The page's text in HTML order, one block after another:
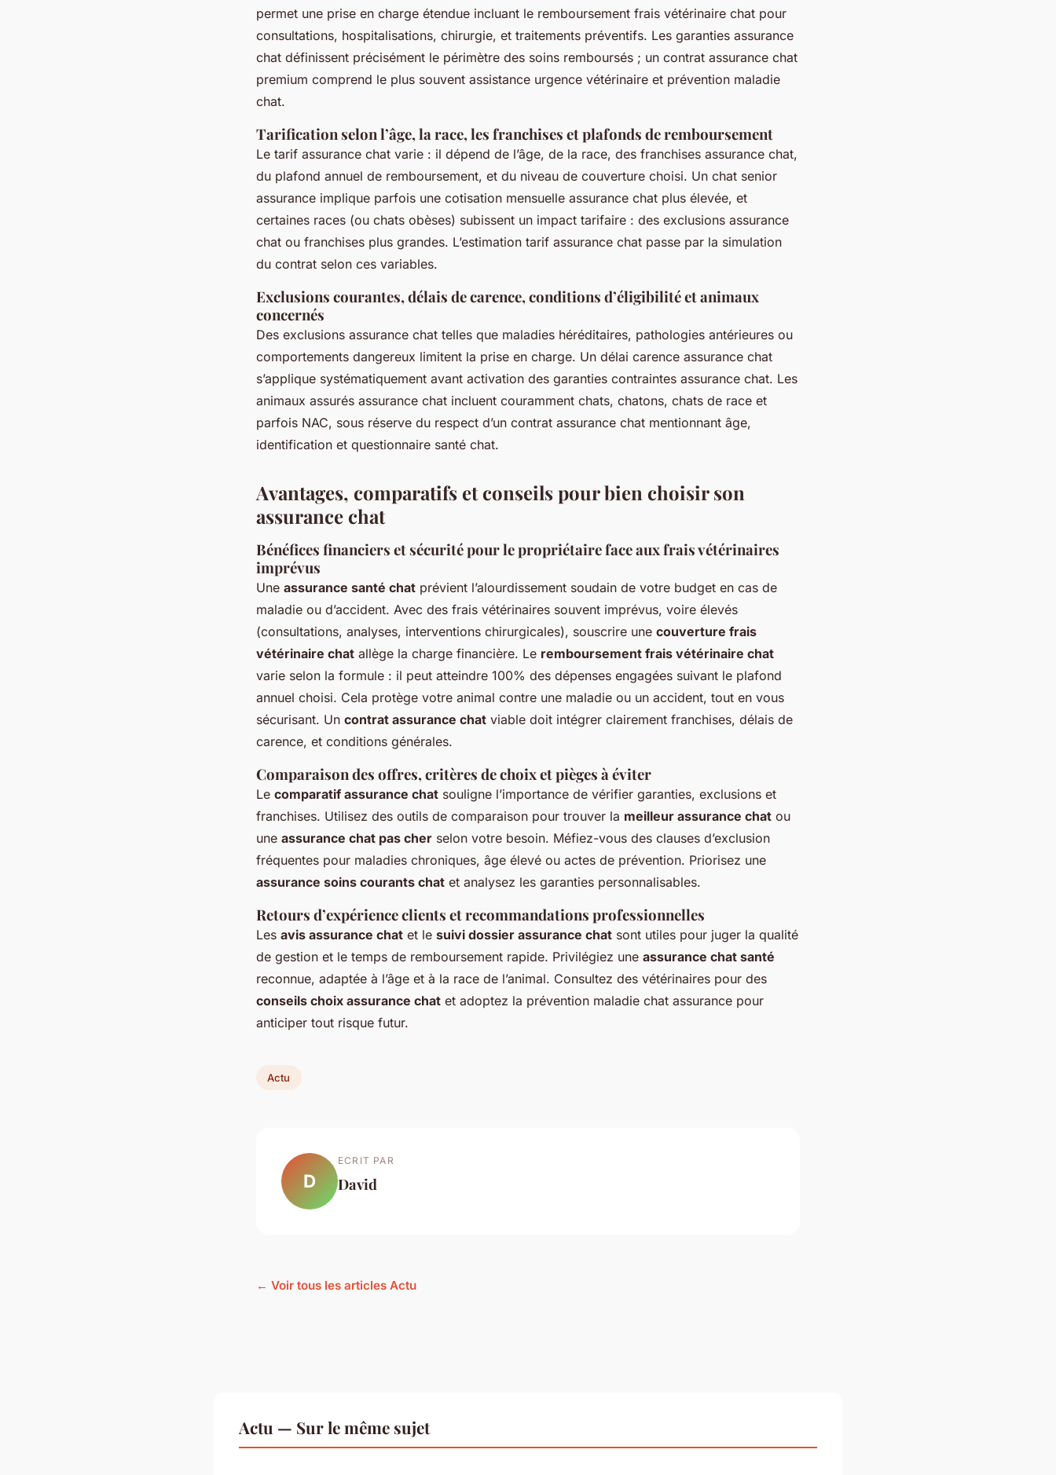
permet une prise en charge étendue incluant le remboursement frais vétérinaire chat pour
consultations, hospitalisations, chirurgie, et traitements préventifs. Les garanties assurance
chat définissent précisément le périmètre des soins remboursés ; un contrat assurance chat
premium comprend le plus souvent assistance urgence vétérinaire et prévention maladie
chat.
Tarification selon l’âge, la race, les franchises et plafonds de remboursement
Le tarif assurance chat varie : il dépend de l’âge, de la race, des franchises assurance chat,
du plafond annuel de remboursement, et du niveau de couverture choisi. Un chat senior
assurance implique parfois une cotisation mensuelle assurance chat plus élevée, et
certaines races (ou chats obèses) subissent un impact tarifaire : des exclusions assurance
chat ou franchises plus grandes. L’estimation tarif assurance chat passe par la simulation
du contrat selon ces variables.
Exclusions courantes, délais de carence, conditions d’éligibilité et animaux
concernés
Des exclusions assurance chat telles que maladies héréditaires, pathologies antérieures ou
comportements dangereux limitent la prise en charge. Un délai carence assurance chat
s’applique systématiquement avant activation des garanties contraintes assurance chat. Les
animaux assurés assurance chat incluent couramment chats, chatons, chats de race et
parfois NAC, sous réserve du respect d’un contrat assurance chat mentionnant âge,
identification et questionnaire santé chat.
Avantages, comparatifs et conseils pour bien choisir son
assurance chat
Bénéfices financiers et sécurité pour le propriétaire face aux frais vétérinaires
imprévus
Une assurance santé chat prévient l’alourdissement soudain de votre budget en cas de
maladie ou d’accident. Avec des frais vétérinaires souvent imprévus, voire élevés
(consultations, analyses, interventions chirurgicales), souscrire une couverture frais
vétérinaire chat allège la charge financière. Le remboursement frais vétérinaire chat
varie selon la formule : il peut atteindre 100% des dépenses engagées suivant le plafond
annuel choisi. Cela protège votre animal contre une maladie ou un accident, tout en vous
sécurisant. Un contrat assurance chat viable doit intégrer clairement franchises, délais de
carence, et conditions générales.
Comparaison des offres, critères de choix et pièges à éviter
Le comparatif assurance chat souligne l’importance de vérifier garanties, exclusions et
franchises. Utilisez des outils de comparaison pour trouver la meilleur assurance chat ou
une assurance chat pas cher selon votre besoin. Méfiez-vous des clauses d’exclusion
fréquentes pour maladies chroniques, âge élevé ou actes de prévention. Priorisez une
assurance soins courants chat et analysez les garanties personnalisables.
Retours d’expérience clients et recommandations professionnelles
Les avis assurance chat et le suivi dossier assurance chat sont utiles pour juger la qualité
de gestion et le temps de remboursement rapide. Privilégiez une assurance chat santé
reconnue, adaptée à l’âge et à la race de l’animal. Consultez des vétérinaires pour des
conseils choix assurance chat et adoptez la prévention maladie chat assurance pour
anticiper tout risque futur.
Actu
D
ECRIT PAR
David
← Voir tous les articles Actu
Actu — Sur le même sujet